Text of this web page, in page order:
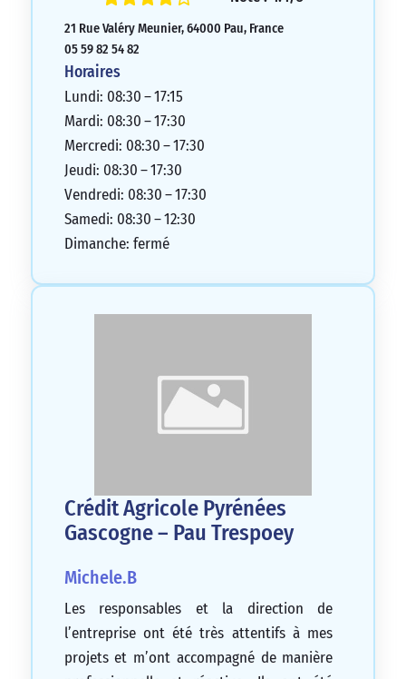
est toujours agréable et tout le personnel
est à l’écoute et réactif. Je suis très
content d’être client chez eux et je ne
regrette pas mon choix.
21 Rue Valéry Meunier, 64000 Pau, France
05 59 82 54 82
Horaires
Lundi: 08:30 – 17:15
Mardi: 08:30 – 17:30
Mercredi: 08:30 – 17:30
Jeudi: 08:30 – 17:30
Vendredi: 08:30 – 17:30
Samedi: 08:30 – 12:30
Dimanche: fermé
Crédit Agricole Pyrénées
Gascogne – Pau Trespoey
Michele.B
Les responsables et la direction de
l’entreprise ont été très attentifs à mes
projets et m’ont accompagné de manière